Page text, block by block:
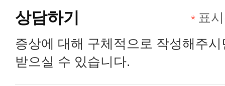
상담하기
표
증상에 대해 구체적으로 작성해주
받으실 수 있습니다.